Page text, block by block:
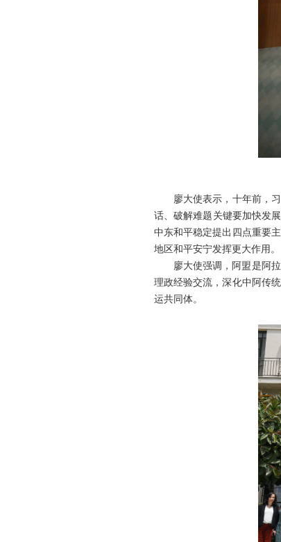
廖大使表示，十年前，
话、破解难题关键要加快发
中东和平稳定提出四点重要
地区和平安宁发挥更大作用。
廖大使强调，阿盟是阿
理政经验交流，深化中阿传
运共同体。